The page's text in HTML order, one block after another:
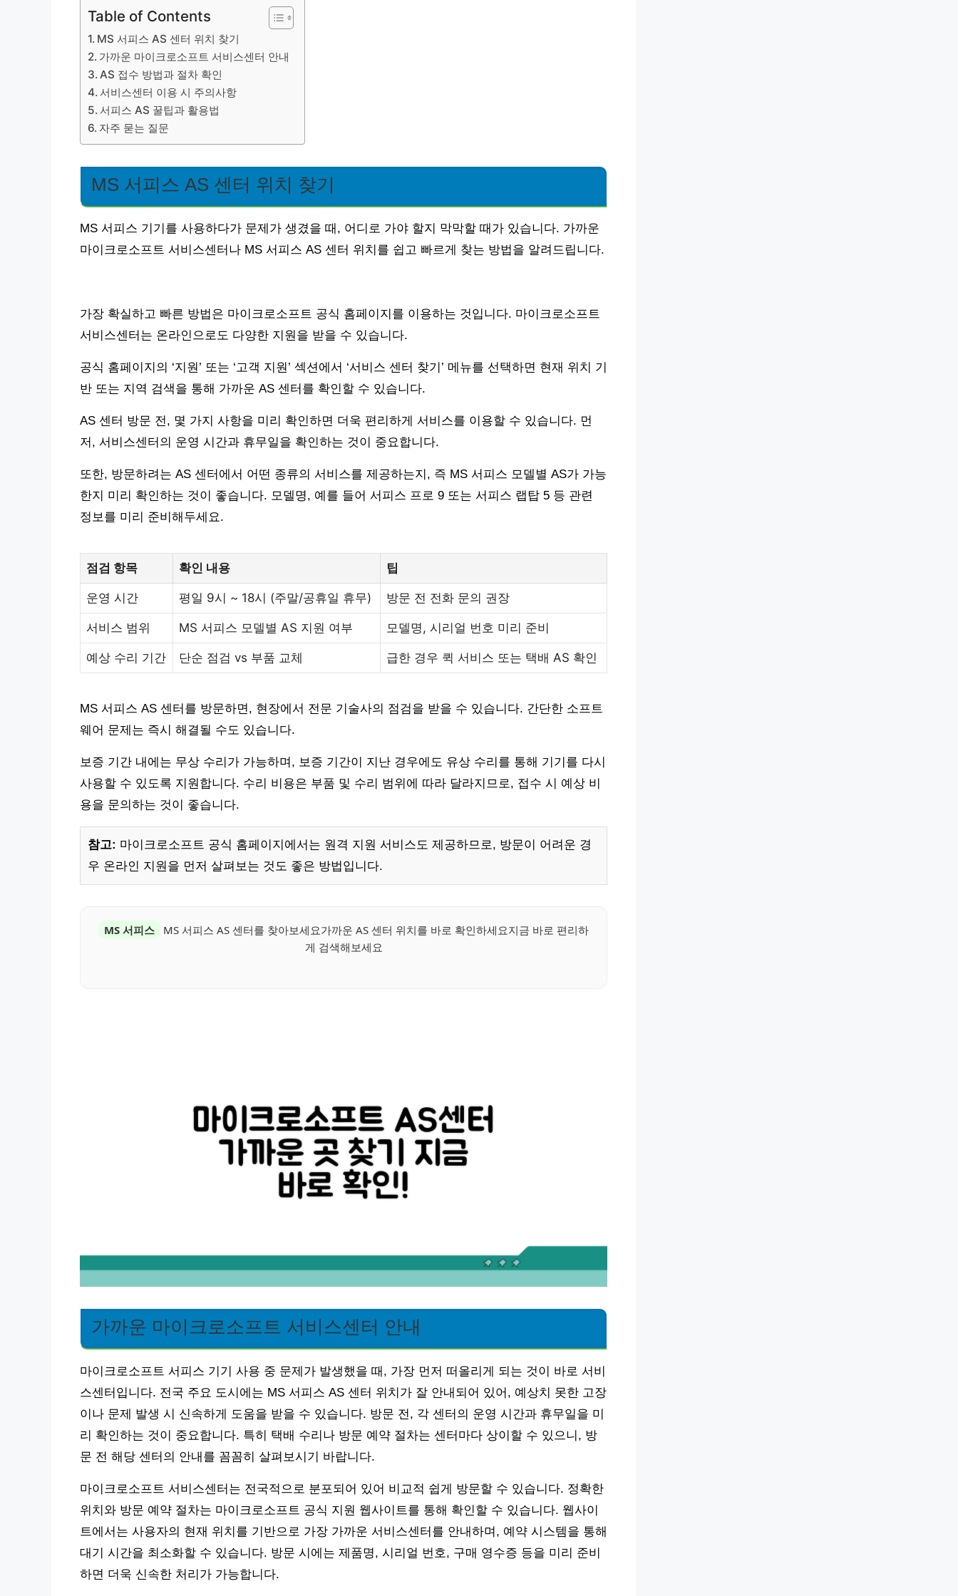
Table of Contents
MS 서피스 AS 센터 위치 찾기
가까운 마이크로소프트 서비스센터 안내
AS 접수 방법과 절차 확인
서비스센터 이용 시 주의사항
서피스 AS 꿀팁과 활용법
자주 묻는 질문
MS 서피스 AS 센터 위치 찾기
MS 서피스 기기를 사용하다가 문제가 생겼을 때, 어디로 가야 할지 막막할 때가 있습니다. 가까운
마이크로소프트 서비스센터나 MS 서피스 AS 센터 위치를 쉽고 빠르게 찾는 방법을 알려드립니다.
가장 확실하고 빠른 방법은 마이크로소프트 공식 홈페이지를 이용하는 것입니다. 마이크로소프트
서비스센터는 온라인으로도 다양한 지원을 받을 수 있습니다.
공식 홈페이지의 ‘지원’ 또는 ‘고객 지원’ 섹션에서 ‘서비스 센터 찾기’ 메뉴를 선택하면 현재 위치 기
반 또는 지역 검색을 통해 가까운 AS 센터를 확인할 수 있습니다.
AS 센터 방문 전, 몇 가지 사항을 미리 확인하면 더욱 편리하게 서비스를 이용할 수 있습니다. 먼
저, 서비스센터의 운영 시간과 휴무일을 확인하는 것이 중요합니다.
또한, 방문하려는 AS 센터에서 어떤 종류의 서비스를 제공하는지, 즉 MS 서피스 모델별 AS가 가능
한지 미리 확인하는 것이 좋습니다. 모델명, 예를 들어 서피스 프로 9 또는 서피스 랩탑 5 등 관련
정보를 미리 준비해두세요.
점검 항목 확인 내용 팁
운영 시간 평일 9시 ~ 18시 (주말/공휴일 휴무) 방문 전 전화 문의 권장
서비스 범위 MS 서피스 모델별 AS 지원 여부 모델명, 시리얼 번호 미리 준비
예상 수리 기간 단순 점검 vs 부품 교체 급한 경우 퀵 서비스 또는 택배 AS 확인
MS 서피스 AS 센터를 방문하면, 현장에서 전문 기술사의 점검을 받을 수 있습니다. 간단한 소프트
웨어 문제는 즉시 해결될 수도 있습니다.
보증 기간 내에는 무상 수리가 가능하며, 보증 기간이 지난 경우에도 유상 수리를 통해 기기를 다시
사용할 수 있도록 지원합니다. 수리 비용은 부품 및 수리 범위에 따라 달라지므로, 접수 시 예상 비
용을 문의하는 것이 좋습니다.
참고: 마이크로소프트 공식 홈페이지에서는 원격 지원 서비스도 제공하므로, 방문이 어려운 경
우 온라인 지원을 먼저 살펴보는 것도 좋은 방법입니다.
MS 서피스
MS 서피스 AS 센터를 찾아보세요가까운 AS 센터 위치를 바로 확인하세요지금 바로 편리하
게 검색해보세요
가까운 마이크로소프트 서비스센터 안내
마이크로소프트 서피스 기기 사용 중 문제가 발생했을 때, 가장 먼저 떠올리게 되는 것이 바로 서비
스센터입니다. 전국 주요 도시에는 MS 서피스 AS 센터 위치가 잘 안내되어 있어, 예상치 못한 고장
이나 문제 발생 시 신속하게 도움을 받을 수 있습니다. 방문 전, 각 센터의 운영 시간과 휴무일을 미
리 확인하는 것이 중요합니다. 특히 택배 수리나 방문 예약 절차는 센터마다 상이할 수 있으니, 방
문 전 해당 센터의 안내를 꼼꼼히 살펴보시기 바랍니다.
마이크로소프트 서비스센터는 전국적으로 분포되어 있어 비교적 쉽게 방문할 수 있습니다. 정확한
위치와 방문 예약 절차는 마이크로소프트 공식 지원 웹사이트를 통해 확인할 수 있습니다. 웹사이
트에서는 사용자의 현재 위치를 기반으로 가장 가까운 서비스센터를 안내하며, 예약 시스템을 통해
대기 시간을 최소화할 수 있습니다. 방문 시에는 제품명, 시리얼 번호, 구매 영수증 등을 미리 준비
하면 더욱 신속한 처리가 가능합니다.